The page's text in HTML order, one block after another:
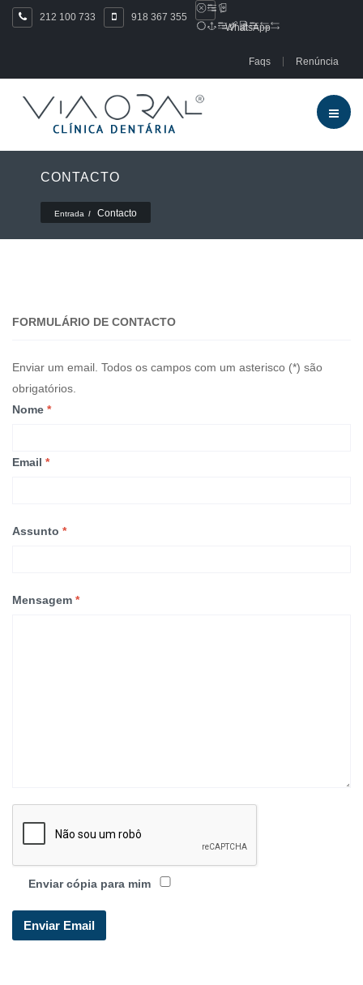
212 100 733
918 367 355
WhatsApp
Faqs Renúncia
CONTACTO
Entrada Contacto
FORMULÁRIO DE CONTACTO
Enviar um email. Todos os campos com um asterisco (*) são
obrigatórios.
Nome *
Email *
Assunto *
Mensagem *
Enviar cópia para mim
Enviar Email